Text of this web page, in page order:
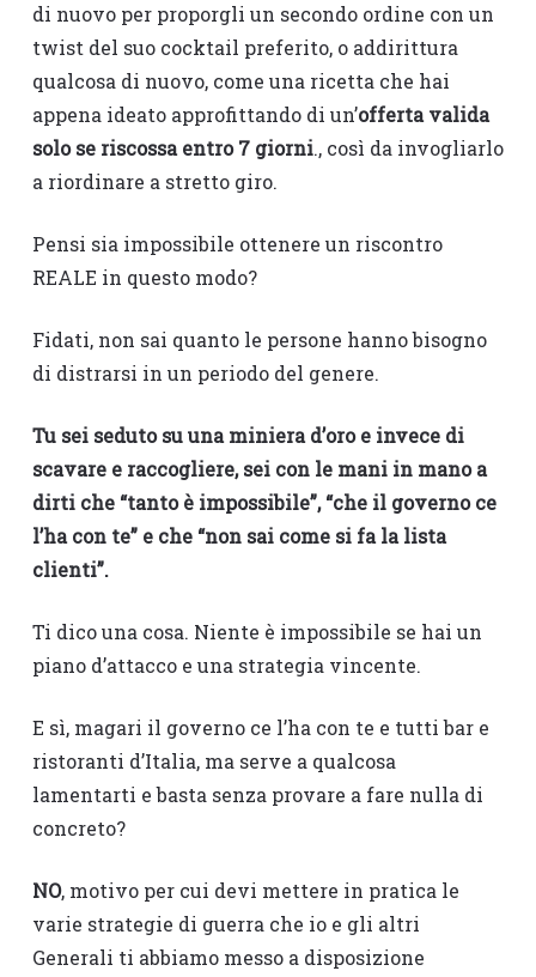
di nuovo per proporgli un secondo ordine con un
twist del suo cocktail preferito, o addirittura
qualcosa di nuovo, come una ricetta che hai
appena ideato approfittando di un’offerta valida
solo se riscossa entro 7 giorni., così da invogliarlo
a riordinare a stretto giro.
Pensi sia impossibile ottenere un riscontro
REALE in questo modo?
Fidati, non sai quanto le persone hanno bisogno
di distrarsi in un periodo del genere.
Tu sei seduto su una miniera d’oro e invece di
scavare e raccogliere, sei con le mani in mano a
dirti che “tanto è impossibile”, “che il governo ce
l’ha con te” e che “non sai come si fa la lista
clienti”.
Ti dico una cosa. Niente è impossibile se hai un
piano d’attacco e una strategia vincente.
E sì, magari il governo ce l’ha con te e tutti bar e
ristoranti d’Italia, ma serve a qualcosa
lamentarti e basta senza provare a fare nulla di
concreto?
NO, motivo per cui devi mettere in pratica le
varie strategie di guerra che io e gli altri
Generali ti abbiamo messo a disposizione